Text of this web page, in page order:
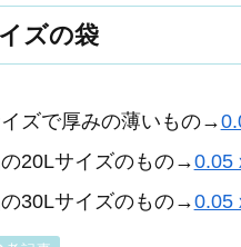
ズの袋
イズで厚みの薄いもの→
20Lサイズのもの→0.05
30Lサイズのもの→0.05